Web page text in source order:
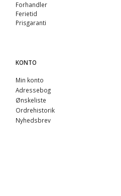
Forhandler
Ferietid
Prisgaranti
KONTO
Min konto
Adressebog
Ønskeliste
Ordrehistorik
Nyhedsbrev